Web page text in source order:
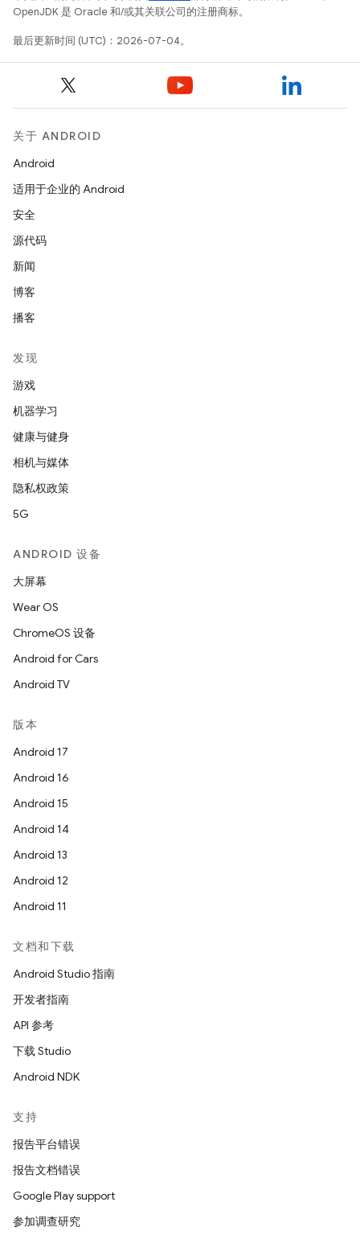
OpenJDK 是 Oracle 和/或其关联公司的注册商标。
最后更新时间 (UTC)：2026-07-04。
关于 ANDROID
Android
适用于企业的 Android
安全
源代码
新闻
博客
播客
发现
游戏
机器学习
健康与健身
相机与媒体
隐私权政策
5G
ANDROID 设备
大屏幕
Wear OS
ChromeOS 设备
Android for Cars
Android TV
版本
Android 17
Android 16
Android 15
Android 14
Android 13
Android 12
Android 11
文档和下载
Android Studio 指南
开发者指南
API 参考
下载 Studio
Android NDK
支持
报告平台错误
报告文档错误
Google Play support
参加调查研究